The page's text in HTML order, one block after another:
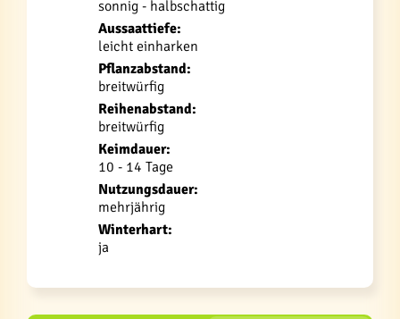
sonnig - halbschattig
Aussaattiefe:
leicht einharken
Pflanzabstand:
breitwürfig
Reihenabstand:
breitwürfig
Keimdauer:
10 - 14 Tage
Nutzungsdauer:
mehrjährig
Winterhart:
ja